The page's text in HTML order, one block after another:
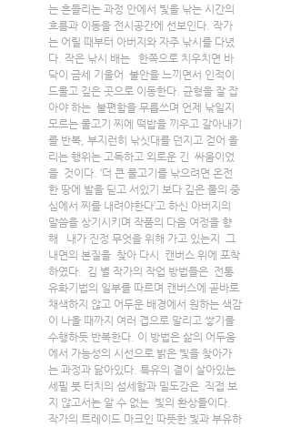
는 흔들리는 과정 안에서 빛을 낚는 시간의
흐름과 이동을 전시공간에 선보인다. 작가
는 어릴 때부터 아버지와 자주 낚시를 다녔
다. 작은 낚시 배는   한쪽으로 치우치면 바
닥이 금세 기울어  불안을 느끼면서 인적이
드물고 깊은 곳으로 이동한다. 균형을 잘 잡
아야 하는  불편함을 무릅쓰며 언제 낚일지
모르는 물고기 찌에 떡밥을 끼우고 갈아내기
를 반복, 부지런히 낚싯대를 던지고 걷어 올
리는 행위는 고독하고 외로운 긴  싸움이었
을  것이다. ‘더 큰 물고기를 낚으려면 온전
한 땅에 발을 딛고 서있기 보다 깊은 물의 중
심에서 찌를 내려야한다’고 하신 아버지의
말씀을 상기시키며 작품의 다음 여정을 향
해   내가 진정 무엇을 위해 가고 있는지  그
내면의 본질을  찾아 다시  캔버스 위에 포착
하였다.  김 별 작가의 작업 방법들은  전통
유화기법의 일부를 따르며 캔버스에 곧바로
채색하지 않고 어두운 배경에서 원하는 색감
이 나올 때까지 여러 겹으로 말리고 쌓기를
수행하듯 반복한다. 이 방법은 삶의 어두움
에서 가능성의 시선으로 밝은 빛을 찾아가
는 과정과 닮아있다. 특유의 결이 살아있는
세필 붓 터치의 섬세함과 밀도감은  직접 보
지 않고서는 알 수 없는  빛의 환상들이다.
작가의 트레이드 마크인 따뜻한 빛과 부유하